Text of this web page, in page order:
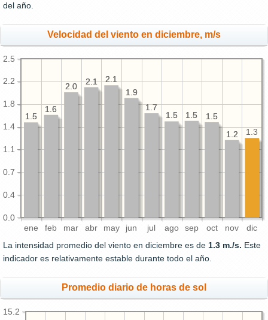
del año.
Velocidad del viento en diciembre, m/s
ene feb mar abr may jun jul ago sep oct nov dic
0.0
0.4
0.7
1.1
1.4
1.8
2.2
2.5
1.2
1.5
1.5
1.5
1.7
1.9
2.1
2.1
2.0
1.6
1.5
1.3
1.2
1.5
1.5
1.5
1.7
1.9
2.1
2.1
2.0
1.6
1.5
La intensidad promedio del viento en diciembre es de 1.3 m./s. Este
indicador es relativamente estable durante todo el año.
Promedio diario de horas de sol
15.2